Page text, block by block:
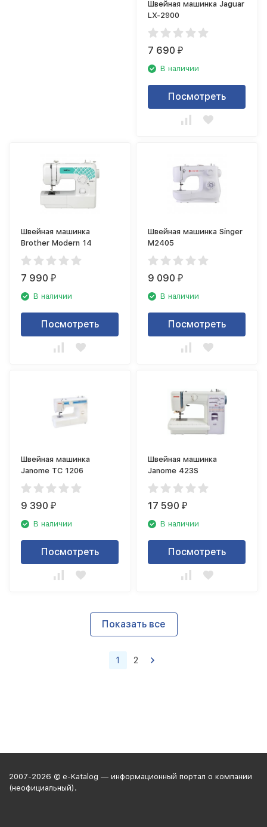
Швейная машинка Jaguar
LX-2900
7 690₽
В наличии
Посмотреть
Швейная машинка
Brother Modern 14
7 990₽
В наличии
Посмотреть
Швейная машинка Singer
M2405
9 090₽
В наличии
Посмотреть
Швейная машинка
Janome TC 1206
9 390₽
В наличии
Посмотреть
Швейная машинка
Janome 423S
17 590₽
В наличии
Посмотреть
Показать все
1 2
2007-2026 © e-Katalog — информационный портал о компании
(неофициальный).